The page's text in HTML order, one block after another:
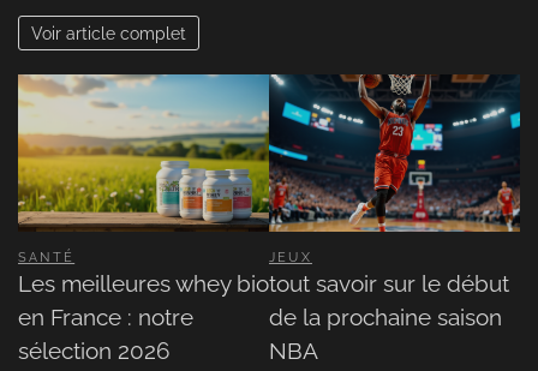
Voir article complet
SANTÉ
Les meilleures whey bio
en France : notre
sélection 2026
JEUX
tout savoir sur le début
de la prochaine saison
NBA